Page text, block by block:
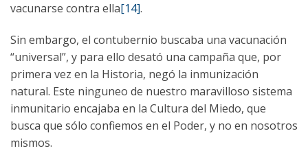
vacunarse contra ella[14].
Sin embargo, el contubernio buscaba una vacunación
“universal”, y para ello desató una campaña que, por
primera vez en la Historia, negó la inmunización
natural. Este ninguneo de nuestro maravilloso sistema
inmunitario encajaba en la Cultura del Miedo, que
busca que sólo confiemos en el Poder, y no en nosotros
mismos.